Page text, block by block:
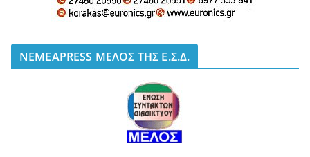
NEMEAPRESS ΜΕΛΟΣ ΤΗΣ Ε.Σ.Δ.